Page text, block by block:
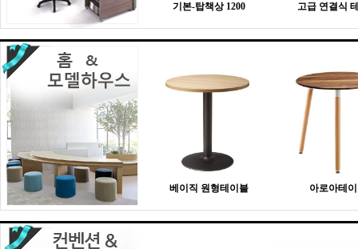
기본-탑책상 1200 고급 연결식
베이직 원형테이블 아로아테